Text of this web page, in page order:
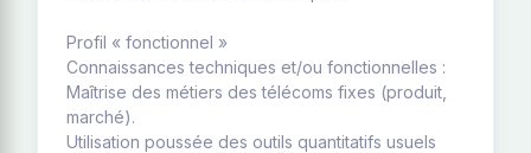
Profil « fonctionnel »
Connaissances techniques et/ou fonctionnelles :
Maîtrise des métiers des télécoms fixes (produit,
marché).
Utilisation poussée des outils quantitatifs usuels